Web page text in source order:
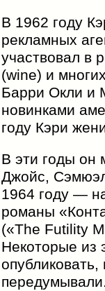
В 1962 году
рекламных
участвовал в
(wine) и
Барри Окли и
новинками
году Кэри
В эти годы он
Джойс,
1964 году —
романы
(«The Futility
Некоторые из